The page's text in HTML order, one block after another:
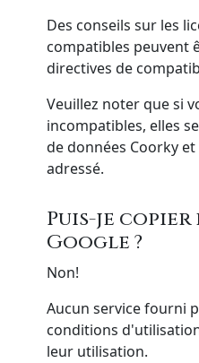
Des conseils sur les
compatibles peuvent
directives de
Veuillez noter que si
incompatibles, elles
de données Coorky
adressé.
Puis-je copier
Google ?
Non!
Aucun service fourni
conditions
leur utilisation.